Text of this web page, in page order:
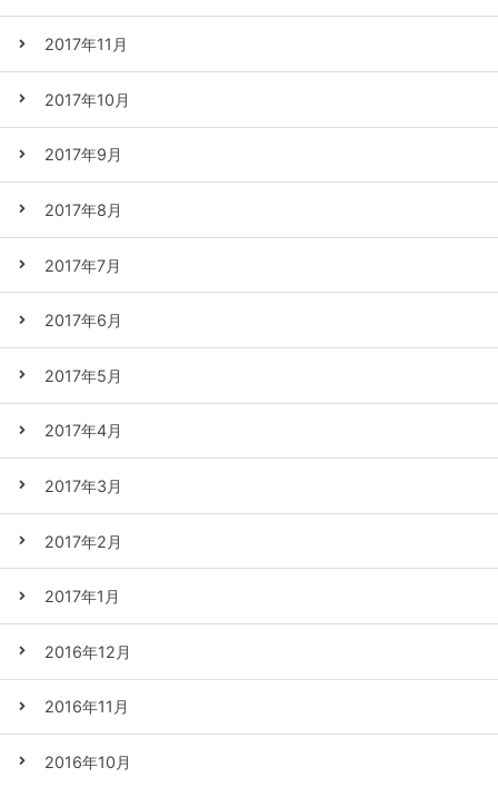
2017年11月
2017年10月
2017年9月
2017年8月
2017年7月
2017年6月
2017年5月
2017年4月
2017年3月
2017年2月
2017年1月
2016年12月
2016年11月
2016年10月